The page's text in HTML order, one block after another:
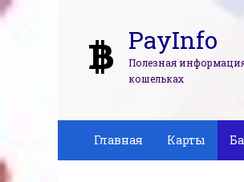
PayInfo
Полезная
кошельках
Главная Карты